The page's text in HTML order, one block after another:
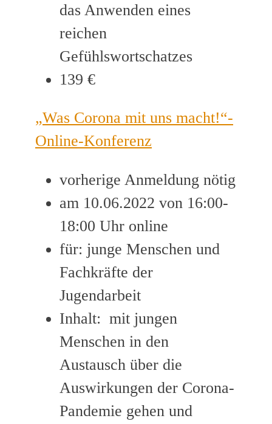
das Anwenden eines
reichen
Gefühlswortschatzes
139 €
„Was Corona mit uns macht!“-
Online-Konferenz
vorherige Anmeldung nötig
am 10.06.2022 von 16:00-
18:00 Uhr online
für: junge Menschen und
Fachkräfte der
Jugendarbeit
Inhalt: mit jungen
Menschen in den
Austausch über die
Auswirkungen der Corona-
Pandemie gehen und